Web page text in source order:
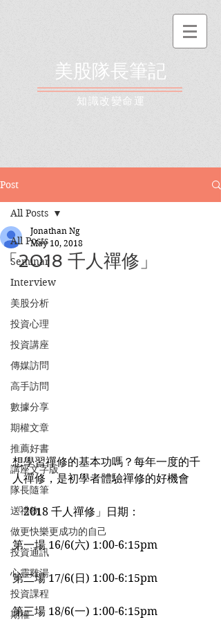
美股隊長筆記
​知識改變命運
Post
All Posts
Seminar
Interview
美股分析
投資心理
投資講座
傳媒訪問
高手訪問
數據分享
期權文章
推薦好書
講座文字版
隊長隨筆
送禮物
做更快樂更成功的自己
投資通訊
心靈雞湯
投資課程
期權
All Posts
「2018 千人禪修」
Jonathan Ng
May 10, 2018
想學習禪修的基本功嗎？每年一度的千
人禪修，是初學者體驗禪修的好機會
「2018 千人禪修」日期：
第一場 16/6(六) 1:00-6:15pm
第二場 17/6(日) 1:00-6:15pm
第三場 18/6(一) 1:00-6:15pm